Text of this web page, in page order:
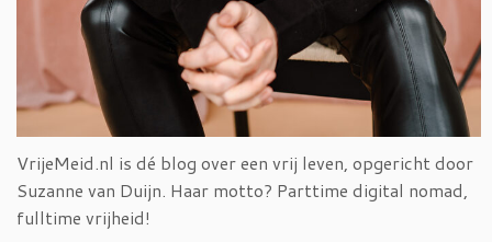
VrijeMeid.nl is dé blog over een vrij leven, opgericht door
Suzanne van Duijn. Haar motto? Parttime digital nomad,
fulltime vrijheid!